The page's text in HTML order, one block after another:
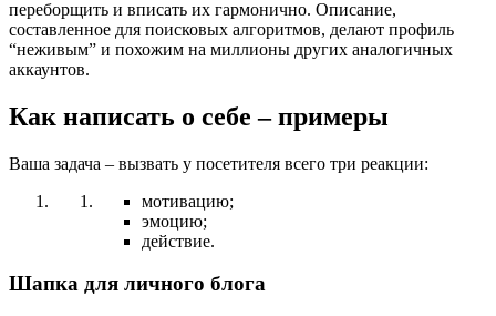
переборщить и вписать их гармонично. Описание,
составленное для поисковых алгоритмов, делают профиль
“неживым” и похожим на миллионы других аналогичных
аккаунтов.
Как написать о себе – примеры
Ваша задача – вызвать у посетителя всего три реакции:
мотивацию;
эмоцию;
действие.
Шапка для личного блога